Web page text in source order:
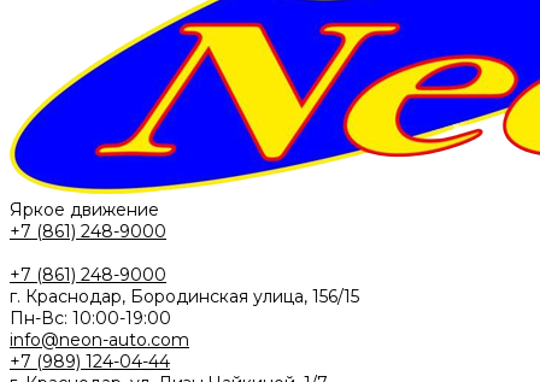
Яркое движение
+7 (861) 248-9000
+7 (861) 248-9000
г. Краснодар, Бородинская улица, 156/15
Пн-Вс: 10:00-19:00
info@neon-auto.com
+7 (989) 124-04-44